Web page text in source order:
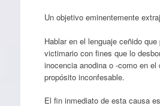
Un objetivo eminentemente
Hablar en el lenguaje ceñido que
victimario con fines que lo
inocencia anodina o -como en el
propósito inconfesable.
El fin inmediato de esta causa